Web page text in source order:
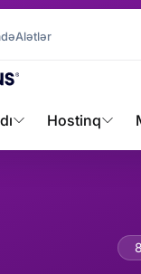
Alətlər
Hostinq
HTTP